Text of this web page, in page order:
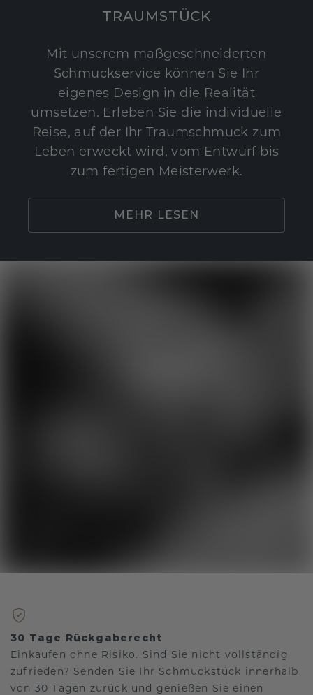
TRAUMSTÜCK
Mit unserem maßgeschneiderten
Schmuckservice können Sie Ihr
eigenes Design in die Realität
umsetzen. Erleben Sie die individuelle
Reise, auf der Ihr Traumschmuck zum
Leben erweckt wird, vom Entwurf bis
zum fertigen Meisterwerk.
MEHR LESEN
30 Tage Rückgaberecht
Einkaufen ohne Risiko. Sind Sie nicht vollständig
zufrieden? Senden Sie Ihr Schmuckstück innerhalb
von 30 Tagen zurück und genießen Sie einen